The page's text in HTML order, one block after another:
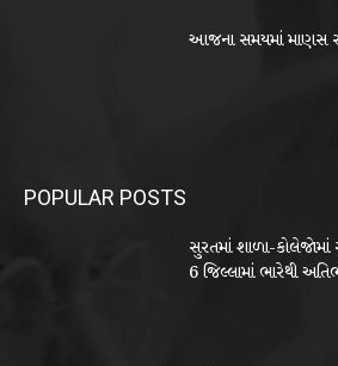
આજના સમયમાં માણસ
POPULAR POSTS
સુરતમાં શાળા-
6 જિલ્લામાં ભારેથી